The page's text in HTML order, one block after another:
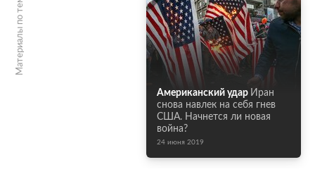
Материалы по теме
Американский удар Иран
снова навлек на себя гнев
США. Начнется ли новая
война?
24 июня 2019